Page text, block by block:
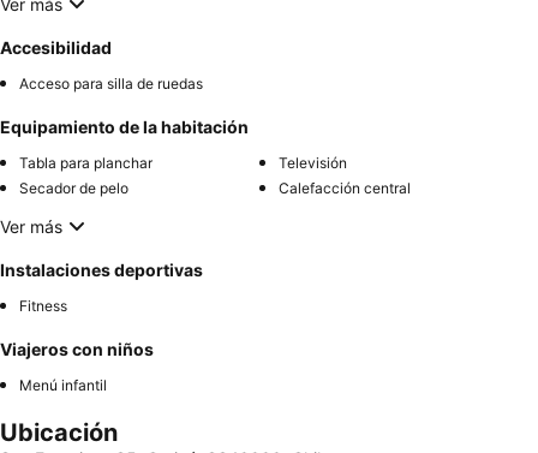
Ver más
Accesibilidad
Acceso para silla de ruedas
Equipamiento de la habitación
Tabla para planchar
Televisión
Secador de pelo
Calefacción central
Ver más
Instalaciones deportivas
Fitness
Viajeros con niños
Menú infantil
Ubicación